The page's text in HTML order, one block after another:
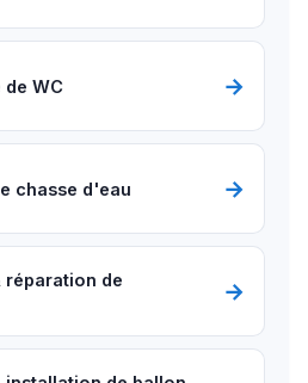
de WC →
chasse d'eau →
réparation de
→